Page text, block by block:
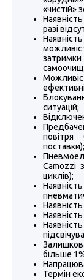
«чистій»
разі
ситуацій;
поставки);
Camozzi
циклів);
більше
Термін